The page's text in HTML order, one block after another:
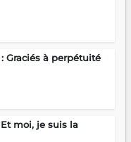
Graciés à perpétuité
moi, je suis la